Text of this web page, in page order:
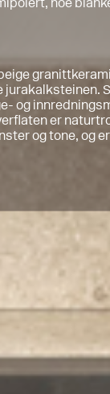
og
er
og tone, og